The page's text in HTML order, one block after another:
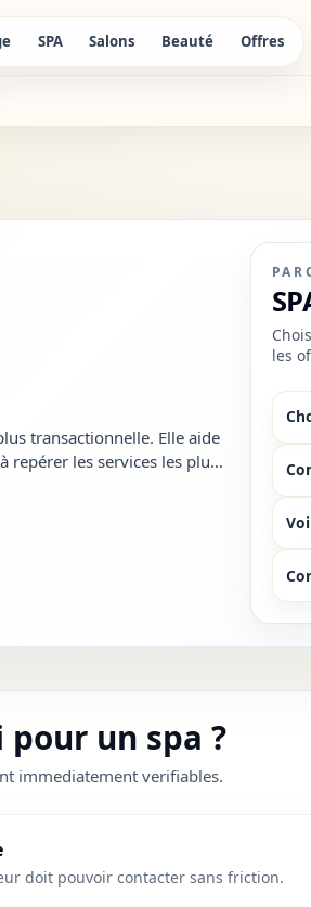
SPA Salons Beauté Offres
transactionnelle. Elle aide
repérer les services les plus
les
un spa ?
immediatement verifiables.
doit pouvoir contacter sans friction.